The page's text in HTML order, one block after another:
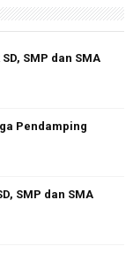
SMP dan SMA
Pendamping
SMP dan SMA